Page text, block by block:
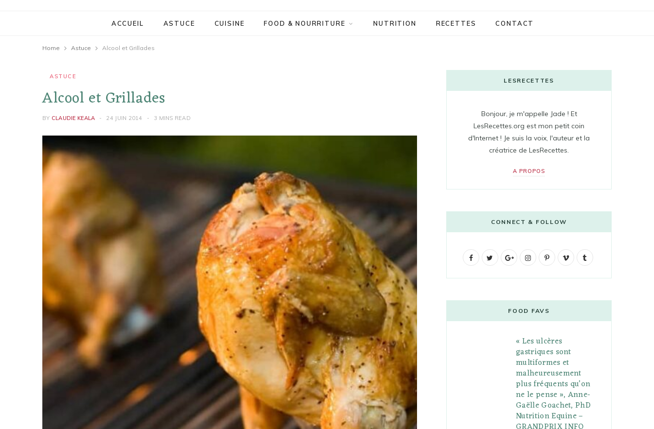
ACCUEIL ASTUCE CUISINE FOOD & NOURRITURE NUTRITION RECETTES CONTACT
Home Astuce Alcool et Grillades
ASTUCE
Alcool et Grillades
BY CLAUDIE KEALA 24 JUIN 2014 3 MINS READ
LESRECETTES
Bonjour, je m'appelle Jade ! Et
LesRecettes.org est mon petit coin
d'Internet ! Je suis la voix, l'auteur et la
créatrice de LesRecettes.
A PROPOS
CONNECT & FOLLOW
F
b
t
G
g
l
e
P
u
s
I
t
a
g
r
a
P
e
r
e
s
V
o
l
FOOD FAVS
« Les ulcères
gastriques sont
multiformes et
malheureusement
plus fréquents qu’on
ne le pense », Anne-
Gaëlle Goachet, PhD
Nutrition Equine –